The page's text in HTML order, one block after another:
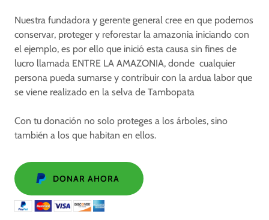
Nuestra fundadora y gerente general cree en que podemos
conservar, proteger y reforestar la amazonia iniciando con
el ejemplo, es por ello que inició esta causa sin fines de
lucro llamada ENTRE LA AMAZONIA, donde cualquier
persona pueda sumarse y contribuir con la ardua labor que
se viene realizado en la selva de Tambopata
Con tu donación no solo proteges a los árboles, sino
también a los que habitan en ellos.
DONAR AHORA